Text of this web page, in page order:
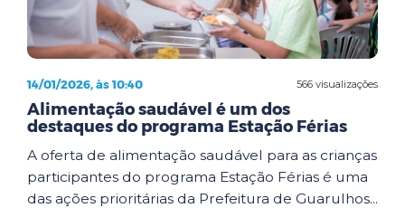
566 visualizações
14/01/2026, às 10:40
Alimentação saudável é um dos
destaques do programa Estação Férias
A oferta de alimentação saudável para as crianças
participantes do programa Estação Férias é uma
das ações prioritárias da Prefeitura de Guarulhos...